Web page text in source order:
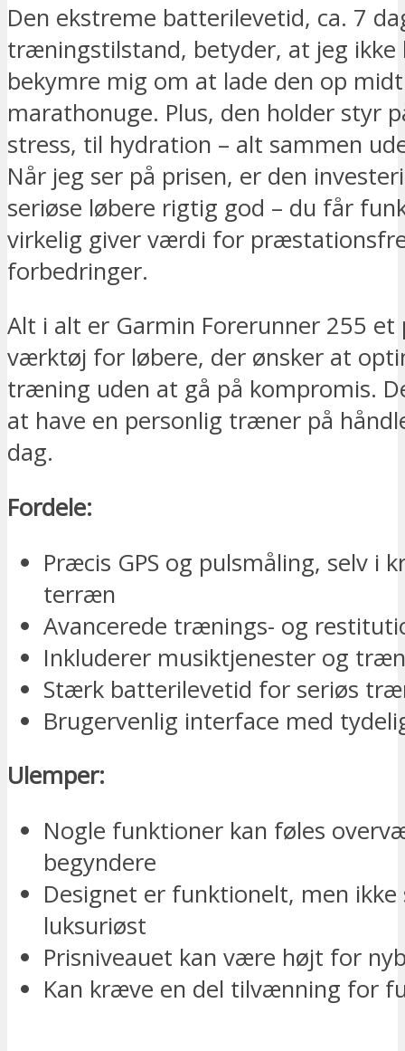
Den ekstreme batterilevetid, ca. 7
træningstilstand, betyder, at jeg ikke
bekymre mig om at lade den op
marathonuge. Plus, den holder styr
stress, til hydration – alt sammen
Når jeg ser på prisen, er den
seriøse løbere rigtig god – du får
virkelig giver værdi for
forbedringer.
Alt i alt er Garmin Forerunner 255
værktøj for løbere, der ønsker at
træning uden at gå på kompromis.
at have en personlig træner på
dag.
Fordele:
Præcis GPS og pulsmåling, selv i
terræn
Avancerede trænings- og
Inkluderer musiktjenester og
Stærk batterilevetid for seriøs
Brugervenlig interface med
Ulemper:
Nogle funktioner kan føles
begyndere
Designet er funktionelt, men
luksuriøst
Prisniveauet kan være højt for
Kan kræve en del tilvænning for